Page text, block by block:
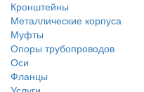
Кронштейны
Металлические корпуса
Муфты
Опоры трубопроводов
Оси
Фланцы